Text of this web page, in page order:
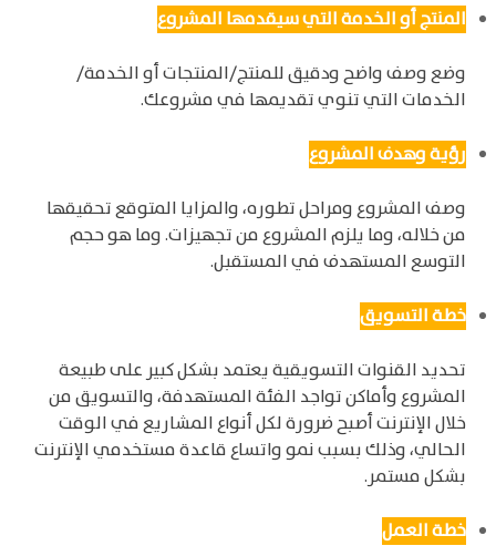
المنتج أو الخدمة التي سيقدمها المشروع
وضع وصف واضح ودقيق للمنتج/المنتجات أو الخدمة/
الخدمات التي تنوي تقديمها في مشروعك.
رؤية وهدف المشروع
وصف المشروع ومراحل تطوره، والمزايا المتوقع تحقيقها
من خلاله، وما يلزم المشروع من تجهيزات. وما هو حجم
التوسع المستهدف في المستقبل.
خطة التسويق
تحديد القنوات التسويقية يعتمد بشكل كبير على طبيعة
المشروع وأماكن تواجد الفئة المستهدفة، والتسويق من
خلال الإنترنت أصبح ضرورة لكل أنواع المشاريع في الوقت
الحالي، وذلك بسبب نمو واتساع قاعدة مستخدمي الإنترنت
بشكل مستمر.
خطة العمل